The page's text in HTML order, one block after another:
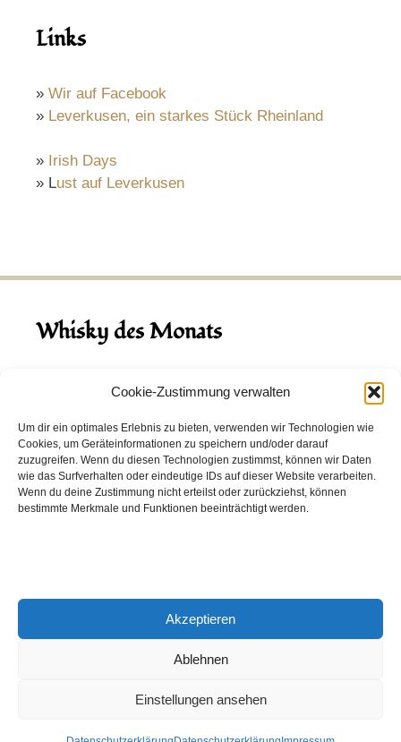
Cookie-Zustimmung verwalten
Um dir ein optimales Erlebnis zu bieten, verwenden wir Technologien wie
Cookies, um Geräteinformationen zu speichern und/oder darauf
zuzugreifen. Wenn du diesen Technologien zustimmst, können wir Daten
wie das Surfverhalten oder eindeutige IDs auf dieser Website verarbeiten.
Wenn du deine Zustimmung nicht erteilst oder zurückziehst, können
bestimmte Merkmale und Funktionen beeinträchtigt werden.
Akzeptieren
Ablehnen
Einstellungen ansehen
Links
» Wir auf Facebook
» Leverkusen, ein starkes Stück Rheinland
» Irish Days
» Lust auf Leverkusen
Whisky des Monats
August 2026
Hinch Double Wood
Destillerie:Hinch(Irland)
Single Malt, 43.0%
Peated: Nein
Entdecke viele weitere Whiskysin unserem
in den Whiskys des Monats.
© 2026 Notenschlüssel Leverkusen |Impressum|Datenschutz